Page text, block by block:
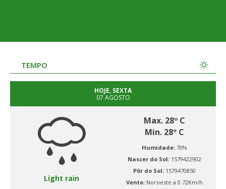
TEMPO
HOJE, SEXTA
07 AGOSTO
Light rain
Max. 28º C
Min. 28º C
Humidade: 70%
Nascer do Sol: 1579422902
Pôr do Sol: 1579470850
Vento: Noroeste a 0.72Km/h